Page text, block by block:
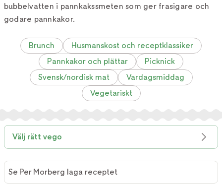
bubbelvatten i pannkakssmeten som ger frasigare och
godare pannkakor.
Brunch
Husmanskost och receptklassiker
Pannkakor och plättar
Picknick
Svensk/nordisk mat
Vardagsmiddag
Vegetariskt
Välj rätt vego
Se Per Morberg laga receptet